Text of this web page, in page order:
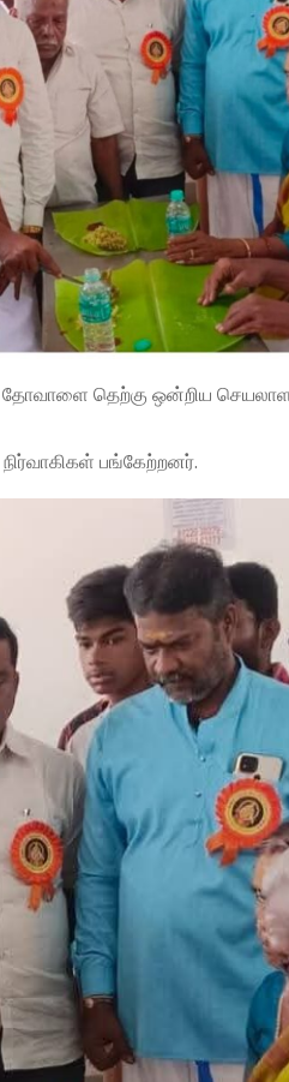
தெற்கு ஒன்றிய
பங்கேற்றனர்.